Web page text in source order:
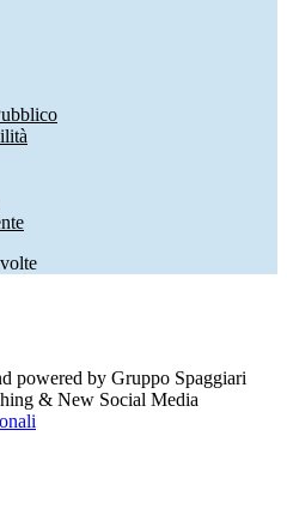
volte
powered by Gruppo Spaggiari
& New Social Media